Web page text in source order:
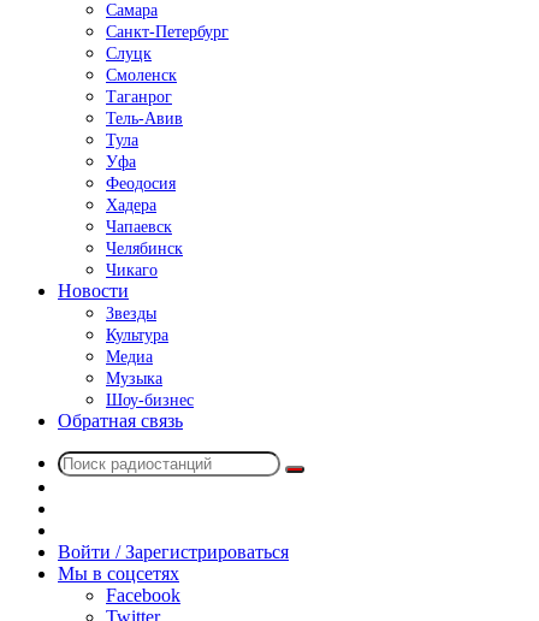
Самара
Санкт-Петербург
Слуцк
Смоленск
Таганрог
Тель-Авив
Тула
Уфа
Феодосия
Хадера
Чапаевск
Челябинск
Чикаго
Новости
Звезды
Культура
Медиа
Музыка
Шоу-бизнес
Обратная связь
Поиск
радио
Войти / Зарегистрироваться
Мы в соцсетях
Facebook
Twitter